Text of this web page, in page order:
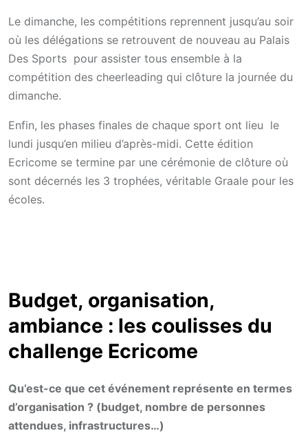
Le dimanche, les compétitions reprennent jusqu’au soir
où les délégations se retrouvent de nouveau au Palais
Des Sports pour assister tous ensemble à la
compétition des cheerleading qui clôture la journée du
dimanche.
Enfin, les phases finales de chaque sport ont lieu le
lundi jusqu’en milieu d’après-midi. Cette édition
Ecricome se termine par une cérémonie de clôture où
sont décernés les 3 trophées, véritable Graale pour les
écoles.
Budget, organisation,
ambiance : les coulisses du
challenge Ecricome
Qu’est-ce que cet événement représente en termes
d’organisation ? (budget, nombre de personnes
attendues, infrastructures…)